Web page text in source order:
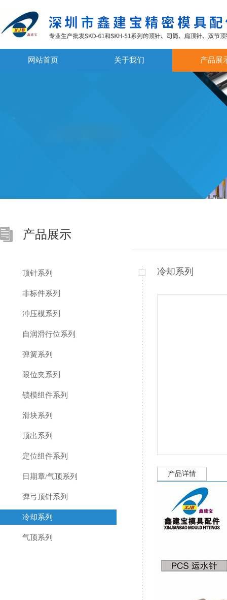
网站首页 关于我们 产品展
产品展示
顶针系列
非标件系列
冲压模系列
自润滑行位系列
弹簧系列
限位夹系列
锁模组件系列
滑块系列
顶出系列
定位组件系列
日期章/气顶系列
弹弓顶针系列
冷却系列
气顶系列
冷却系列
产品详情